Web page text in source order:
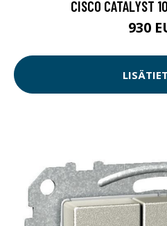
CISCO
930